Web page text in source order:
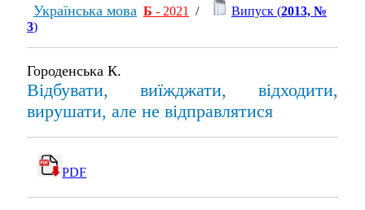
Українська мова Б - 2021 / Випуск (2013, №
3)
Городенська К.
Відбувати, виїжджати, відходити,
вирушати, але не відправлятися
PDF